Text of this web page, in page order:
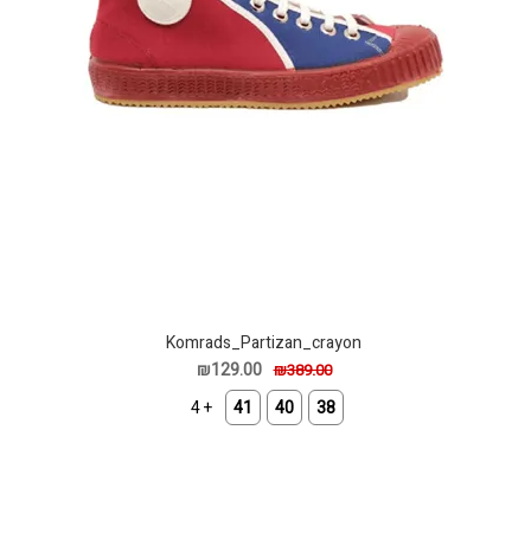
Komrads_Partizan_crayon
₪389.00
₪129.00
38
40
41
+ 4